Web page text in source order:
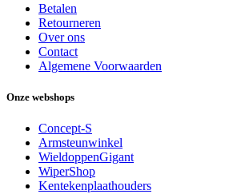
Betalen
Retourneren
Over ons
Contact
Algemene Voorwaarden
Onze webshops
Concept-S
Armsteunwinkel
WieldoppenGigant
WiperShop
Kentekenplaathouders